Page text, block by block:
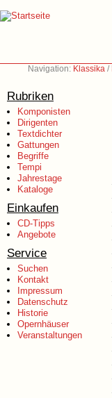
Navigation: Klassika /
Rubriken
Komponisten
Dirigenten
Textdichter
Gattungen
Begriffe
Tempi
Jahrestage
Kataloge
Einkaufen
CD-Tipps
Angebote
Service
Suchen
Kontakt
Impressum
Datenschutz
Historie
Opernhäuser
Veranstaltungen